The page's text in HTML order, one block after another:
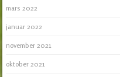
mars 2022
januar 2022
november 2021
oktober 2021